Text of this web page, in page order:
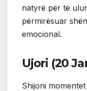
natyrë për të
përmirësuar
emocional.
Ujori (20
Shijoni